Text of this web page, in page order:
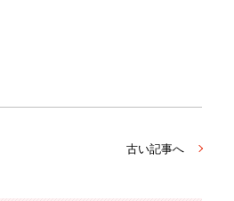
古い記事へ